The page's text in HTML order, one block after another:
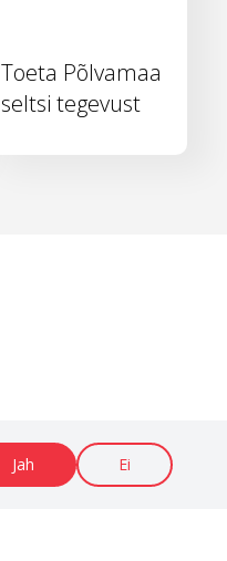
Jah Ei
Toeta Põlvamaa
seltsi tegevust